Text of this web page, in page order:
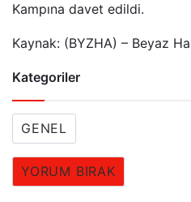
Kampına davet edildi.
Kaynak: (BYZHA) – Beyaz
Kategoriler
GENEL
YORUM BIRAK